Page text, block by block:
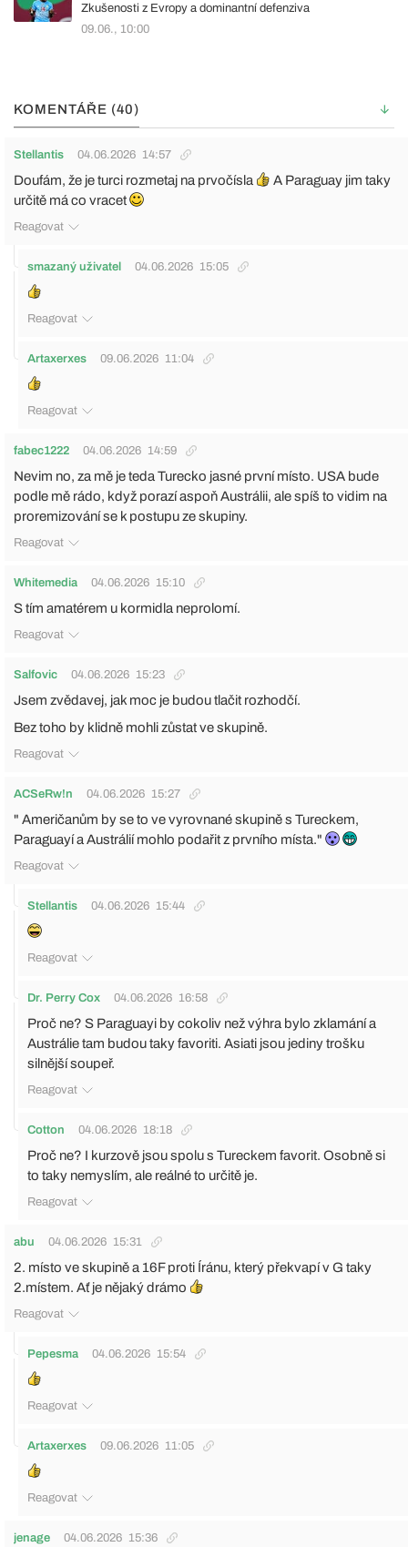
Zkušenosti z Evropy a dominantní defenziva
09.06., 10:00
KOMENTÁŘE (40)
Stellantis 04.06.2026 14:57
Doufám, že je turci rozmetaj na prvočísla
A Paraguay jim taky
určitě má co vracet
Reagovat
smazaný uživatel 04.06.2026 15:05
Reagovat
Artaxerxes 09.06.2026 11:04
Reagovat
fabec1222 04.06.2026 14:59
Nevim no, za mě je teda Turecko jasné první místo. USA bude
podle mě rádo, když porazí aspoň Austrálii, ale spíš to vidim na
proremizování se k postupu ze skupiny.
Reagovat
Whitemedia 04.06.2026 15:10
S tím amatérem u kormidla neprolomí.
Reagovat
Salfovic 04.06.2026 15:23
Jsem zvědavej, jak moc je budou tlačit rozhodčí.
Bez toho by klidně mohli zůstat ve skupině.
Reagovat
ACSeRw!n 04.06.2026 15:27
" Američanům by se to ve vyrovnané skupině s Tureckem,
Paraguayí a Austrálií mohlo podařit z prvního místa."
Reagovat
Stellantis 04.06.2026 15:44
Reagovat
Dr. Perry Cox 04.06.2026 16:58
Proč ne? S Paraguayi by cokoliv než výhra bylo zklamání a
Austrálie tam budou taky favoriti. Asiati jsou jediny trošku
silnější soupeř.
Reagovat
Cotton 04.06.2026 18:18
Proč ne? I kurzově jsou spolu s Tureckem favorit. Osobně si
to taky nemyslím, ale reálné to určitě je.
Reagovat
abu 04.06.2026 15:31
2. místo ve skupině a 16F proti Íránu, který překvapí v G taky
2.místem. Ať je nějaký drámo
Reagovat
Pepesma 04.06.2026 15:54
Reagovat
Artaxerxes 09.06.2026 11:05
Reagovat
jenage 04.06.2026 15:36